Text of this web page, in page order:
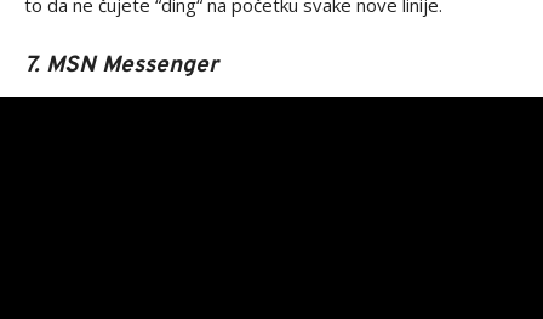
to da ne čujete “ding“ na početku svake nove linije.
7. MSN Messenger